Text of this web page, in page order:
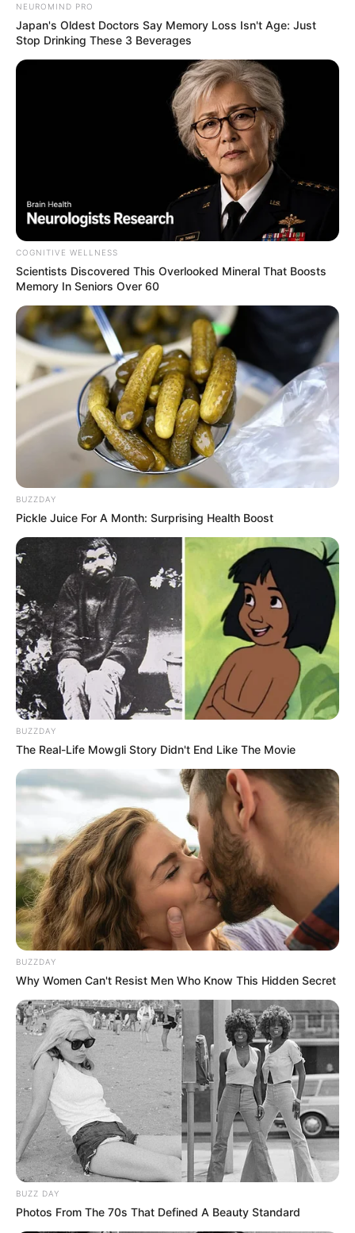
NEUROMIND PRO
Japan's Oldest Doctors Say Memory Loss Isn't Age: Just
Stop Drinking These 3 Beverages
COGNITIVE WELLNESS
Scientists Discovered This Overlooked Mineral That Boosts
Memory In Seniors Over 60
BUZZDAY
Pickle Juice For A Month: Surprising Health Boost
BUZZDAY
The Real-Life Mowgli Story Didn't End Like The Movie
BUZZDAY
Why Women Can't Resist Men Who Know This Hidden Secret
BUZZ DAY
Photos From The 70s That Defined A Beauty Standard